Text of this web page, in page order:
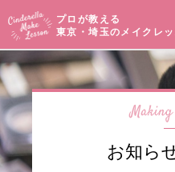
プロが教える
東京・埼玉のメイクレ
メイクレッスン一覧
プロフィール
お知ら